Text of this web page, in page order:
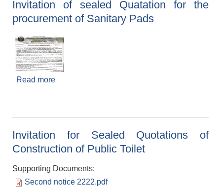
Invitation of sealed Quatation for the
procurement of Sanitary Pads
Read more
Invitation for Sealed Quotations of
Construction of Public Toilet
Supporting Documents:
Second notice 2222.pdf